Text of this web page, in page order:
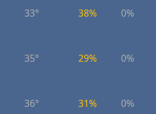
33° 38% 0%
35° 29% 0%
36° 31% 0%